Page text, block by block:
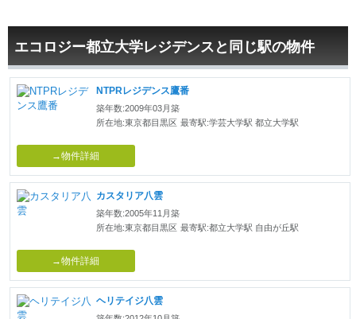
エコロジー都立大学レジデンスと同じ駅の物件
NTPRレジデンス鷹番
築年数:2009年03月築
所在地:東京都目黒区 最寄駅:学芸大学駅 都立大学駅
→物件詳細
カスタリア八雲
築年数:2005年11月築
所在地:東京都目黒区 最寄駅:都立大学駅 自由が丘駅
→物件詳細
ヘリテイジ八雲